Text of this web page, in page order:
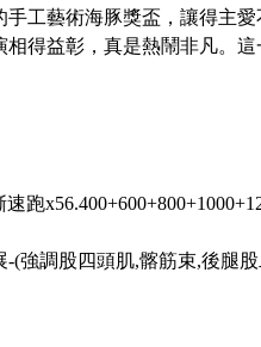
工藝術海豚獎盃，讓得主
得益彰，真是熱鬧非凡。
-(強調股四頭肌,髂筋束,後腿